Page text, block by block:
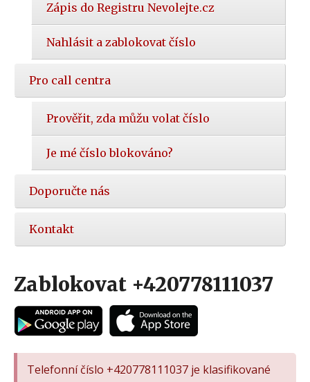
Zápis do Registru Nevolejte.cz
Nahlásit a zablokovat číslo
Pro call centra
Prověřit, zda můžu volat číslo
Je mé číslo blokováno?
Doporučte nás
Kontakt
Zablokovat +420778111037
Telefonní číslo +420778111037 je klasifikované